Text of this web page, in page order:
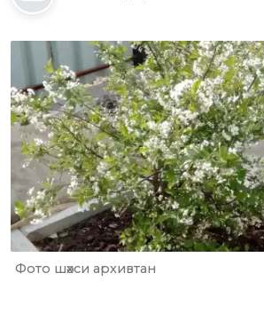
Фото шәхси архивтан